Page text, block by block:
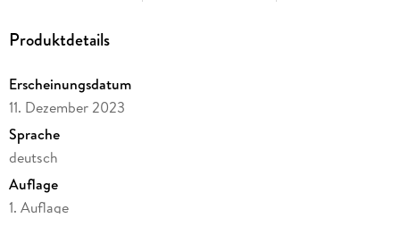
Produktdetails
Erscheinungsdatum
11. Dezember 2023
Sprache
deutsch
Auflage
1. Auflage